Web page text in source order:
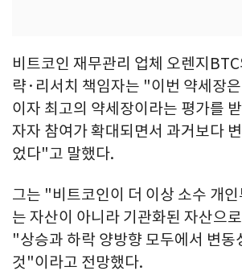
비트코인 재무관리 업체 오렌지
략·리서치 책임자는 "이번 약세장
이자 최고의 약세장이라는 평가를
자자 참여가 확대되면서 과거보다
었다"고 말했다.
그는 "비트코인이 더 이상 소수 개
는 자산이 아니라 기관화된 자산으
"상승과 하락 양방향 모두에서 변동
것"이라고 전망했다.